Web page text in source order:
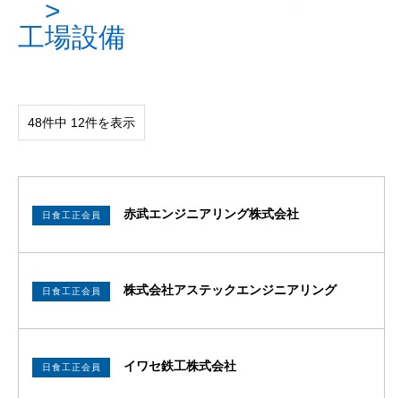
工場設備
48件中 12件を表示
日食工正会員 赤武エンジニアリング株式会社
日食工正会員 株式会社アステックエンジニアリング
日食工正会員 イワセ鉄工株式会社